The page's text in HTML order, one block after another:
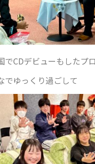
でCDデビューもしたプ
でゆっくり過ごして